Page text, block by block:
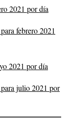
2021 por día
febrero 2021
2021 por día
julio 2021 por